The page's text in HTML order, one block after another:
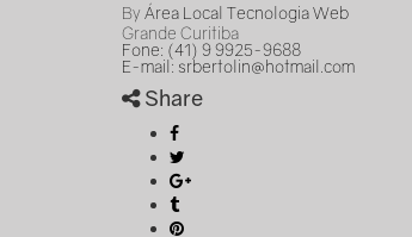
By Área Local Tecnologia Web
Grande Curitiba
Fone: (41) 9 9925-9688
E-mail: srbertolin@hotmail.com
Share